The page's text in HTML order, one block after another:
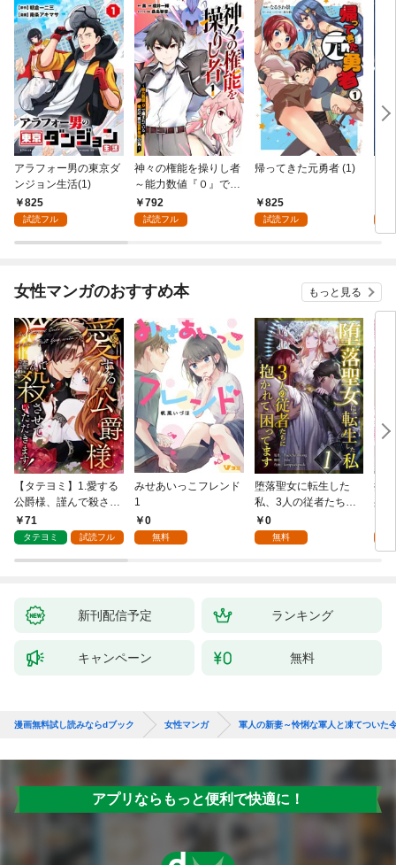
アラフォー男の東京ダ
ンジョン生活(1)
825
試読フル
神々の権能を操りし者
～能力数値『０』で蔑
まれている俺だが、実
は世界最強の一角～(1)
792
試読フル
帰ってきた元勇者 (1)
825
試読フル
(1)
女性マンガのおすすめ本 もっと見る
【タテヨミ】1.愛する
公爵様、謹んで殺させ
ていただきます！
71
タテヨミ 試読フル
みせあいっこフレンド
1
0
無料
堕落聖女に転生した
私、3人の従者たちに
抱かれて困ってます 第
1話
0
無料
授
身
新刊配信予定 ランキング
キャンペーン 無料
漫画無料試し読みならdブック 女性マンガ 軍人の新妻～怜悧な軍人と凍てついた
アプリならもっと便利で快適に！